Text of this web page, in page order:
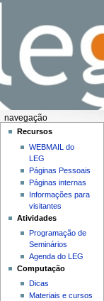
navegação
Recursos
WEBMAIL do
LEG
Páginas Pessoais
Páginas internas
Informações para
visitantes
Atividades
Programação de
Seminários
Agenda do LEG
Computação
Dicas
Materiais e cursos